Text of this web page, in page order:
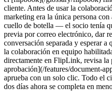
cliente. Antes de usar la
marketing era la única persona
cuello de botella — el socio tenía
previa por correo electrónico, dar
conversación separada y esperar a
la colaboración en equipo
directamente en FlipLink, revisa
aprobación](/features/document-
aprueba con un solo clic. Todo el
dos días ahora se completa en